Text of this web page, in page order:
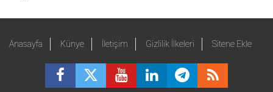
Anasayfa Künye İletişim Gizlilik İlkeleri Sitene Ekle